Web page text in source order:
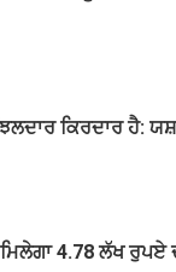
ਕਿਰਦਾਰ ਹੈ: ਯਸ਼
4.78 ਲੱਖ